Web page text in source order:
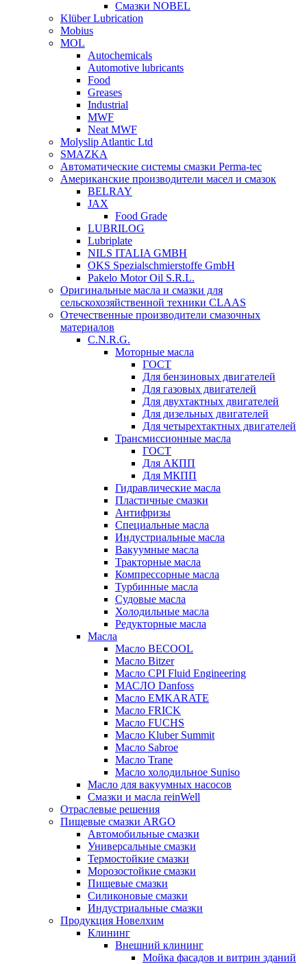
Смазки NOBEL
Klüber Lubrication
Mobius
MOL
Autochemicals
Automotive lubricants
Food
Greases
Industrial
MWF
Neat MWF
Molyslip Atlantic Ltd
SMAZKA
Автоматические системы смазки Perma-tec
Американские производители масел и смазок
BELRAY
JAX
Food Grade
LUBRILOG
Lubriplate
NILS ITALIA GMBH
OKS Spezialschmierstoffe GmbH
Pakelo Motor Oil S.R.L.
Оригинальные масла и смазки для
сельскохозяйственной техники CLAAS
Отечественные производители смазочных
материалов
C.N.R.G.
Моторные масла
ГОСТ
Для бензиновых двигателей
Для газовых двигателей
Для двухтактных двигателей
Для дизельных двигателей
Для четырехтактных двигателей
Трансмиссионные масла
ГОСТ
Для АКПП
Для МКПП
Гидравлические масла
Пластичные смазки
Антифризы
Специальные масла
Индустриальные масла
Вакуумные масла
Тракторные масла
Компрессорные масла
Турбинные масла
Судовые масла
Холодильные масла
Редукторные масла
Масла
Масло BECOOL
Масло Bitzer
Масло CPI Fluid Engineering
МАСЛО Danfoss
Масло EMKARATE
Масло FRICK
Масло FUCHS
Масло Kluber Summit
Масло Sabroe
Масло Trane
Масло холодильное Suniso
Масло для вакуумных насосов
Смазки и масла reinWell
Отраслевые решения
Пищевые смазки ARGO
Автомобильные смазки
Универсальные смазки
Термостойкие смазки
Морозостойкие смазки
Пищевые смазки
Силиконовые смазки
Индустриальные смазки
Продукция Новелхим
Клининг
Внешний клининг
Мойка фасадов и витрин зданий